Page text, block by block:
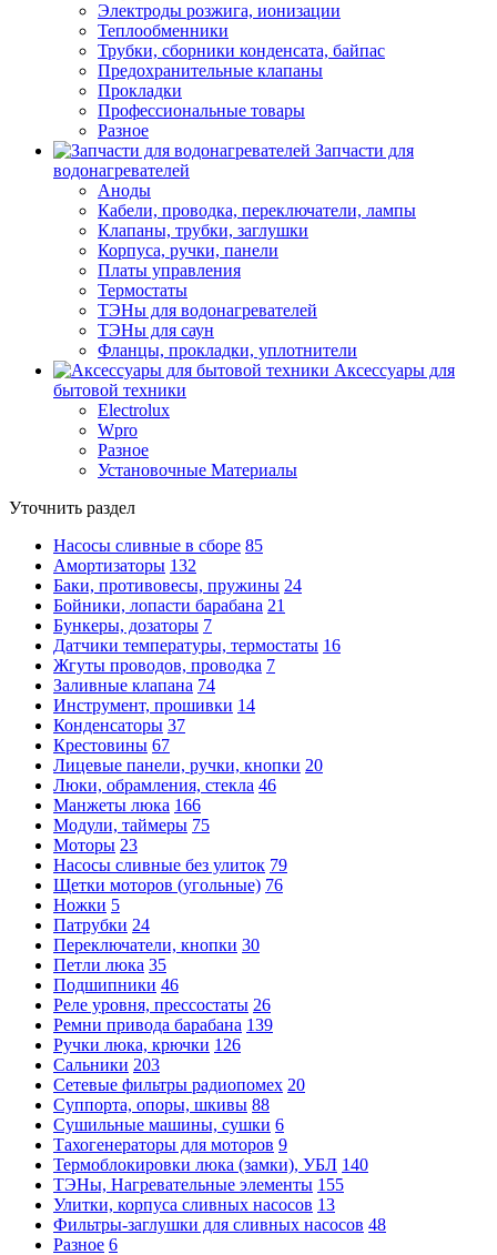
Электроды розжига, ионизации
Теплообменники
Трубки, сборники конденсата, байпас
Предохранительные клапаны
Прокладки
Профессиональные товары
Разное
Запчасти для
водонагревателей
Аноды
Кабели, проводка, переключатели, лампы
Клапаны, трубки, заглушки
Корпуса, ручки, панели
Платы управления
Термостаты
ТЭНы для водонагревателей
ТЭНы для саун
Фланцы, прокладки, уплотнители
Аксессуары для
бытовой техники
Electrolux
Wpro
Разное
Установочные Материалы
Уточнить раздел
Насосы сливные в сборе 85
Амортизаторы 132
Баки, противовесы, пружины 24
Бойники, лопасти барабана 21
Бункеры, дозаторы 7
Датчики температуры, термостаты 16
Жгуты проводов, проводка 7
Заливные клапана 74
Инструмент, прошивки 14
Конденсаторы 37
Крестовины 67
Лицевые панели, ручки, кнопки 20
Люки, обрамления, стекла 46
Манжеты люка 166
Модули, таймеры 75
Моторы 23
Насосы сливные без улиток 79
Щетки моторов (угольные) 76
Ножки 5
Патрубки 24
Переключатели, кнопки 30
Петли люка 35
Подшипники 46
Реле уровня, прессостаты 26
Ремни привода барабана 139
Ручки люка, крючки 126
Сальники 203
Сетевые фильтры радиопомех 20
Суппорта, опоры, шкивы 88
Сушильные машины, сушки 6
Тахогенераторы для моторов 9
Термоблокировки люка (замки), УБЛ 140
ТЭНы, Нагревательные элементы 155
Улитки, корпуса сливных насосов 13
Фильтры-заглушки для сливных насосов 48
Разное 6